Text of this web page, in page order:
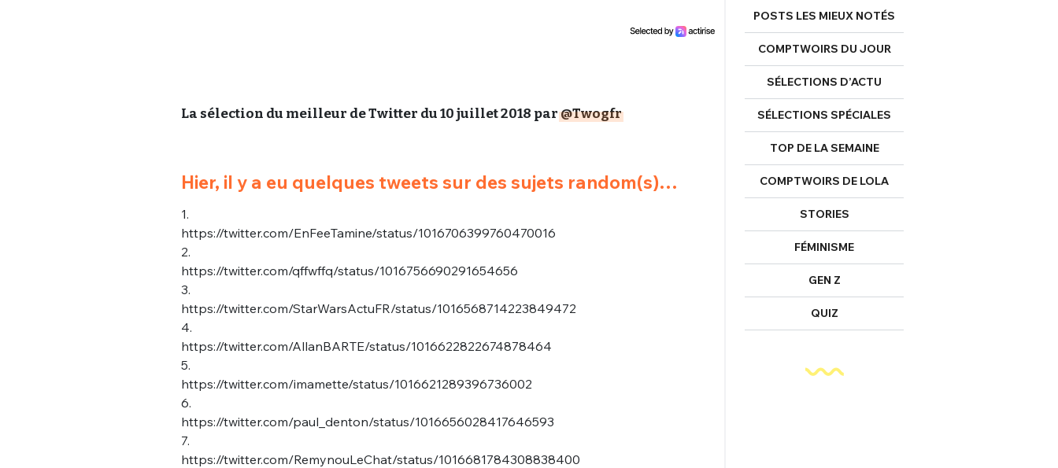
La sélection du meilleur de Twitter du 10 juillet 2018 par@Twogfr
Hier, il y a eu quelques tweets sur des sujets random(s)…
1.
https://twitter.com/EnFeeTamine/status/1016706399760470016
2.
https://twitter.com/qffwffq/status/1016756690291654656
3.
https://twitter.com/StarWarsActuFR/status/1016568714223849472
4.
https://twitter.com/AllanBARTE/status/1016622822674878464
5.
https://twitter.com/imamette/status/1016621289396736002
6.
https://twitter.com/paul_denton/status/1016656028417646593
7.
https://twitter.com/RemynouLeChat/status/1016681784308838400
POSTS LES MIEUX NOTÉS
COMPTWOIRS DU JOUR
SÉLECTIONS D’ACTU
SÉLECTIONS SPÉCIALES
TOP DE LA SEMAINE
COMPTWOIRS DE LOLA
STORIES
FÉMINISME
GEN Z
QUIZ